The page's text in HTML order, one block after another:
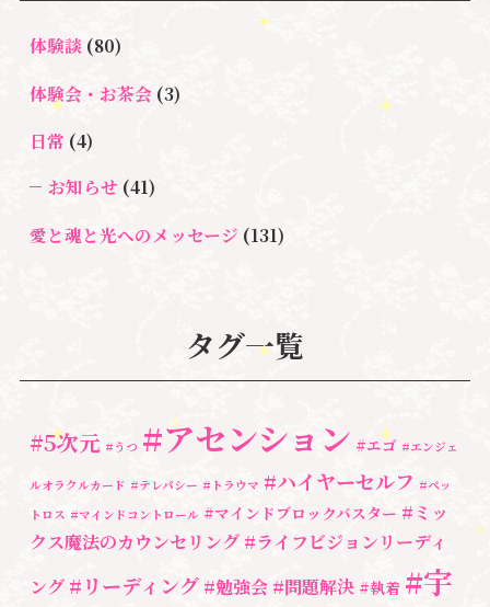
体験談(80)
体験会・お茶会(3)
日常 (4)
お知らせ (41)
愛と魂と光へのメッセージ (131)
亡くなった方に出会うセッション(ミディアムシッ
個人セッション(65)
養成講座(72)
勉強会・セミナー(55)
セミナー情報(17)
タグ一覧
#5次元 #うつ #アセンション #エゴ #エンジェ
ルオラクルカード #テレパシー #トラウマ #ハイヤーセルフ #ペッ
トロス #マインドコントロール #マインドブロックバスター #ミッ
クス魔法のカウンセリング #ライフビジョンリーディ
ング #リーディング #勉強会 #問題解決 #執着 #宇